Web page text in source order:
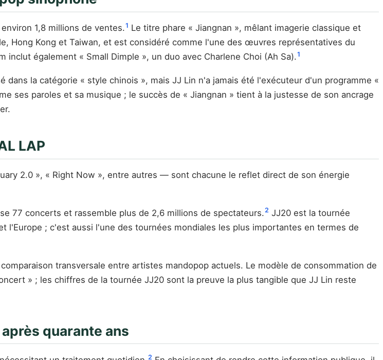
1,8 millions de ventes.1 Le titre phare « Jiangnan », mêlant imagerie classique et
Hong Kong et Taiwan, et est considéré comme l'une des œuvres représentatives du
inclut également « Small Dimple », un duo avec Charlene Choi (Ah Sa).1
dans la catégorie « style chinois », mais JJ Lin n'a jamais été l'exécuteur d'un programme «
ses paroles et sa musique ; le succès de « Jiangnan » tient à la justesse de son ancrage
LAP
2.0 », « Right Now », entre autres — sont chacune le reflet direct de son énergie
77 concerts et rassemble plus de 2,6 millions de spectateurs.2 JJ20 est la tournée
l'Europe ; c'est aussi l'une des tournées mondiales les plus importantes en termes de
transversale entre artistes mandopop actuels. Le modèle de consommation de
» ; les chiffres de la tournée JJ20 sont la preuve la plus tangible que JJ Lin reste
quarante ans
2